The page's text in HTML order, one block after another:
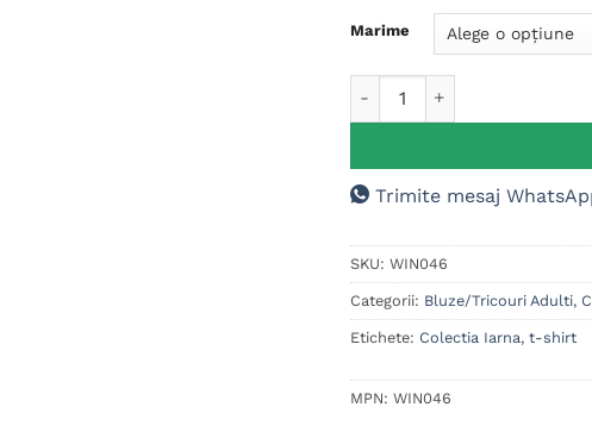
Marime
Trimite mesaj
SKU: WIN046
Categorii: Bluze/Tricouri Adulti,
Etichete: Colectia Iarna, t-shirt
MPN: WIN046